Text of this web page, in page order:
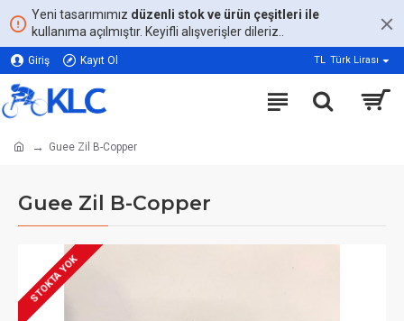
Yeni tasarımımız düzenli stok ve ürün çeşitleri ile
kullanıma açılmıştır. Keyifli alışverişler dileriz..
Giriş Kayıt Ol TL Türk Lirası
Guee Zil B-Copper
Guee Zil B-Copper
STOKTA YOK